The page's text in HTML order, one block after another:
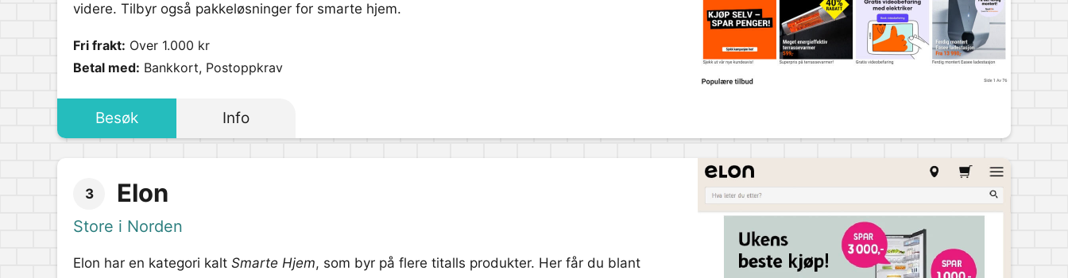
videre. Tilbyr også pakkeløsninger for smarte hjem.
Fri frakt: Over 1.000 kr
Betal med: Bankkort, Postoppkrav
Besøk Info
3 Elon
Store i Norden
Elon har en kategori kalt Smarte Hjem, som byr på flere titalls produkter. Her får du blant